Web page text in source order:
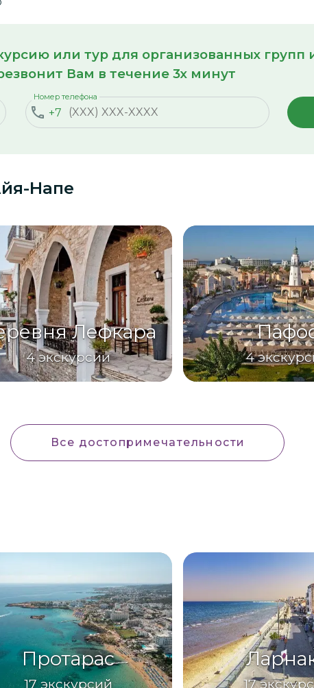
или тур для организованных
Вам в течение 3х минут
+7
Номер телефона
Напе
Лефкара
4 экскурсии 4
Все достопримечательности
Протарас
17 экскурсий 17